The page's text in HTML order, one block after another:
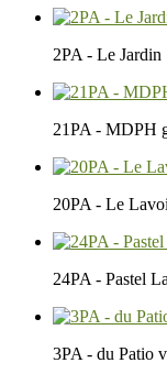
2PA - Le Jardin
21PA - MDPH
20PA - Le
24PA - Pastel
3PA - du Patio